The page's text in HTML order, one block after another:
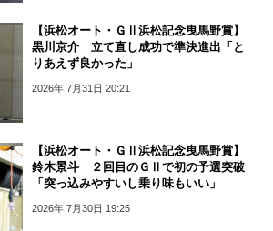
【浜松オート・ＧⅡ浜松記念曳馬野賞】
黒川京介 立て直し成功で準決進出「と
りあえず良かった」
2026年 7月31日 20:21
【浜松オート・ＧⅡ浜松記念曳馬野賞】
鈴木景斗 ２回目のＧⅡで初の予選突破
「突っ込みやすいし乗り味もいい」
2026年 7月30日 19:25